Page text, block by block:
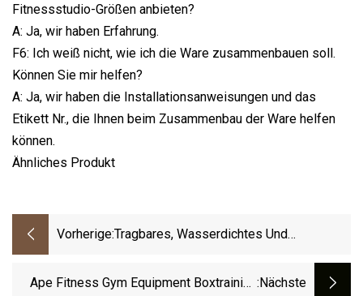
Fitnessstudio-Größen anbieten?
A: Ja, wir haben Erfahrung.
F6: Ich weiß nicht, wie ich die Ware zusammenbauen soll.
Können Sie mir helfen?
A: Ja, wir haben die Installationsanweisungen und das
Etikett Nr., die Ihnen beim Zusammenbau der Ware helfen
können.
Ähnliches Produkt
Vorherige:Tragbares, Wasserdichtes Und
Ape Fitness Gym Equipment Boxtraining :nächste